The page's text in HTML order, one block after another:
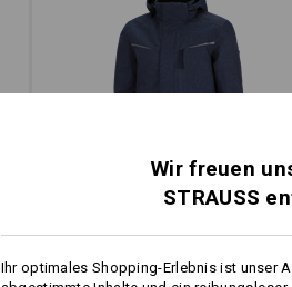
Wir freuen
STRAUSS
Ihr optimales Shopping-Erlebnis ist unser